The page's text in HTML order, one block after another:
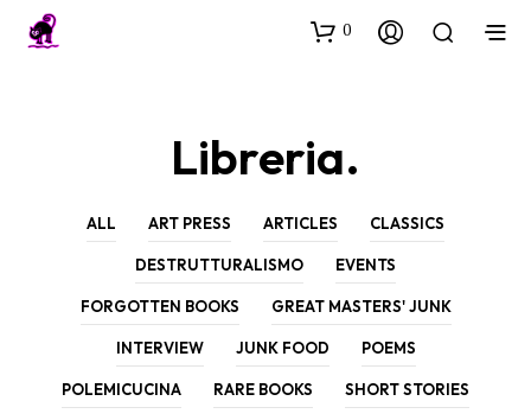
0
Libreria.
ALL ART PRESS ARTICLES CLASSICS
DESTRUTTURALISMO EVENTS
FORGOTTEN BOOKS GREAT MASTERS' JUNK
INTERVIEW JUNK FOOD POEMS
POLEMICUCINA RARE BOOKS SHORT STORIES